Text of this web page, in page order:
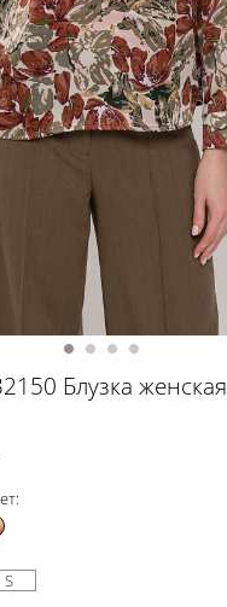
Блузка женская
S